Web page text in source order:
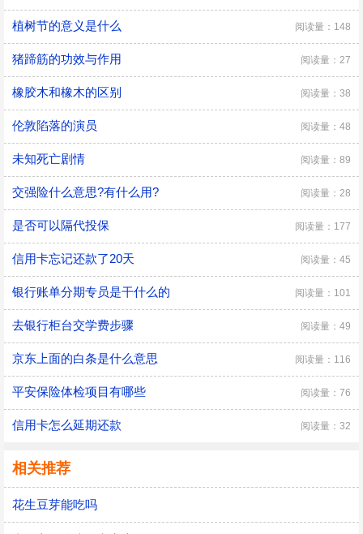
植树节的意义是什么 阅读量：148
猪蹄筋的功效与作用 阅读量：27
橡胶木和橡木的区别 阅读量：38
伦敦陷落的演员 阅读量：48
未知死亡剧情 阅读量：89
交强险什么意思?有什么用? 阅读量：28
是否可以隔代投保 阅读量：177
信用卡忘记还款了20天 阅读量：45
银行账单分期专员是干什么的 阅读量：101
去银行柜台交学费步骤 阅读量：49
京东上面的白条是什么意思 阅读量：116
平安保险体检项目有哪些 阅读量：76
信用卡怎么延期还款 阅读量：32
相关推荐
花生豆芽能吃吗